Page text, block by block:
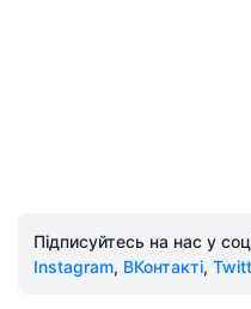
Підписуйтесь на нас у
Instagram, ВКонтакті,